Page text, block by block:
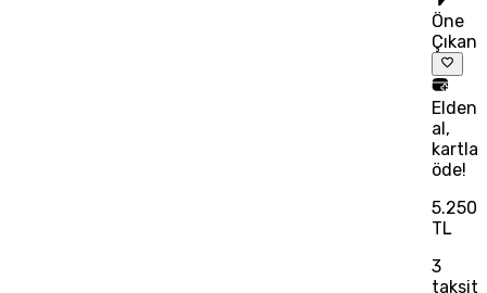
Öne
Çıkan
Elden
al,
kartla
öde!
5.250
TL
3
taksit